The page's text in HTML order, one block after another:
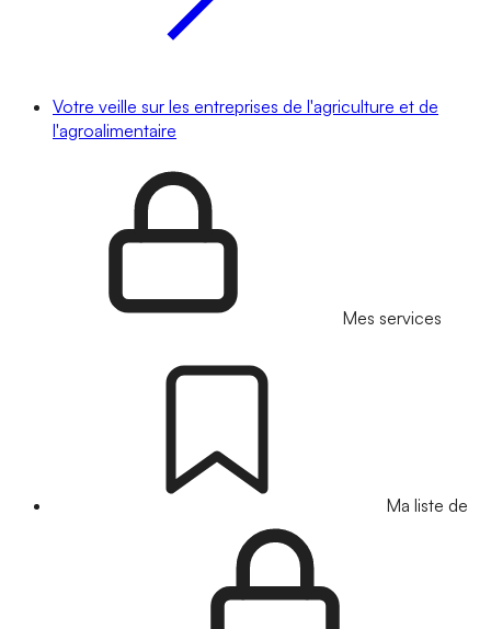
Votre veille sur les entreprises de l'agriculture et de
l'agroalimentaire
Mes services
Ma liste de